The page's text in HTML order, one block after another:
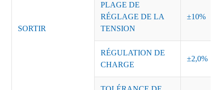
SORTIR
PLAGE DE
RÉGLAGE DE LA
TENSION
±10%
RÉGULATION DE
CHARGE
±2,0%